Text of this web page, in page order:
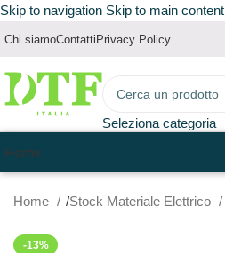
Skip to navigation Skip to main content
Chi siamoContattiPrivacy Policy
Seleziona categoria
Home
Home Stock Materiale Elettrico
-13%